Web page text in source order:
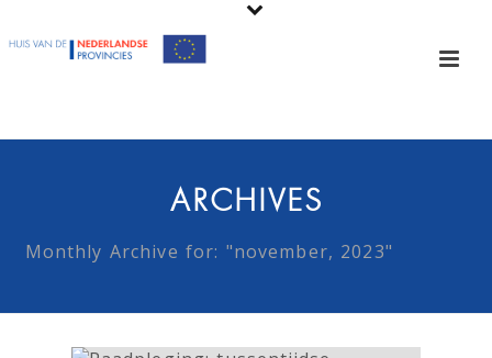
ARCHIVES
Monthly Archive for: "november, 2023"